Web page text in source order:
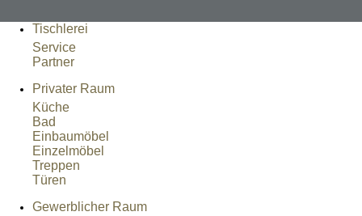
Tischlerei
Service
Partner
Privater Raum
Küche
Bad
Einbaumöbel
Einzelmöbel
Treppen
Türen
Gewerblicher Raum